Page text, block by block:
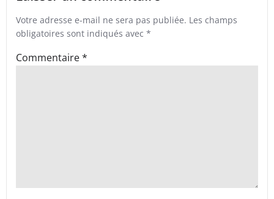
Votre adresse e-mail ne sera pas publiée. Les champs
obligatoires sont indiqués avec *
Commentaire*